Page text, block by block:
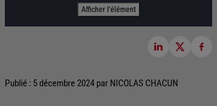
Afficher l'élément
Publié : 5 décembre 2024 par NICOLAS CHACUN